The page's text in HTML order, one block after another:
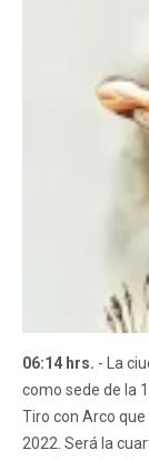
06:14 hrs. - La
como sede de la
Tiro con Arco
2022. Será la